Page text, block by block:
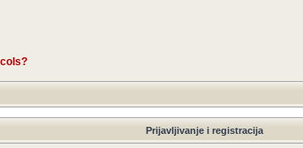
Prijavljivanje i registracija